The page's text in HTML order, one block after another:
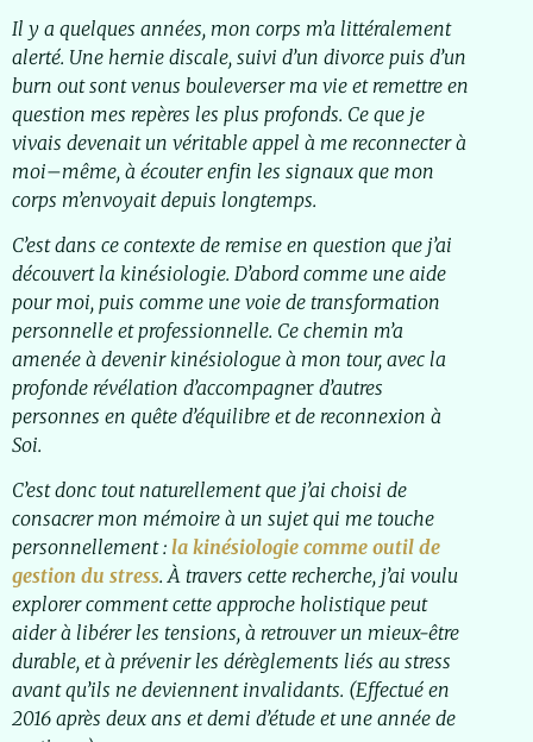
Il y a quelques années, mon corps m’a littéralement
alerté. Une hernie discale, suivi d’un divorce puis d’un
burn out sont venus bouleverser ma vie et remettre en
question mes repères les plus profonds. Ce que je
vivais devenait un véritable appel à me reconnecter à
moi–même, à écouter enfin les signaux que mon
corps m’envoyait depuis longtemps.
C’est dans ce contexte de remise en question que j’ai
découvert la kinésiologie. D’abord comme une aide
pour moi, puis comme une voie de transformation
personnelle et professionnelle. Ce chemin m’a
amenée à devenir kinésiologue à mon tour, avec la
profonde révélation d’accompagner d’autres
personnes en quête d’équilibre et de reconnexion à
Soi.
C’est donc tout naturellement que j’ai choisi de
consacrer mon mémoire à un sujet qui me touche
personnellement : la kinésiologie comme outil de
gestion du stress. À travers cette recherche, j’ai voulu
explorer comment cette approche holistique peut
aider à libérer les tensions, à retrouver un mieux-être
durable, et à prévenir les dérèglements liés au stress
avant qu’ils ne deviennent invalidants. (Effectué en
2016 après deux ans et demi d’étude et une année de